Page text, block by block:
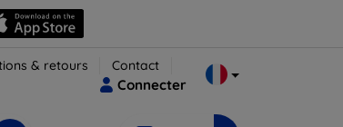
& retours Contact
Connecter